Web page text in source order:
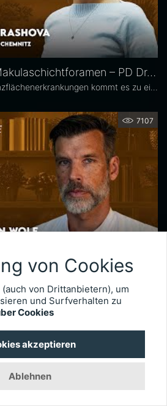
Makulaforamen & Makulaschichtforamen – PD Dr. Olga Furashova
7107
von Cookies
von Drittanbietern), um
und Surfverhalten zu
Cookies
akzeptieren
Ablehnen